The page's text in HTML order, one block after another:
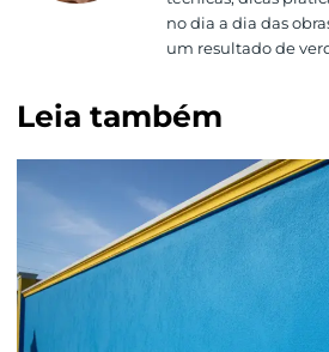
no dia a dia das
um resultado de
Leia também